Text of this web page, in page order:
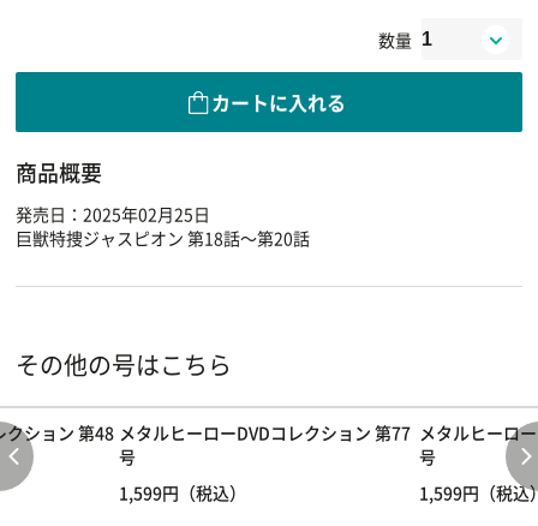
数量
カートに入れる
商品概要
発売日：2025年02月25日
巨獣特捜ジャスピオン 第18話～第20話
その他の号はこちら
クション 第48 メタルヒーローDVDコレクション 第77
号
1,599円（税込）
メタルヒーロ
号
1,599円（税込